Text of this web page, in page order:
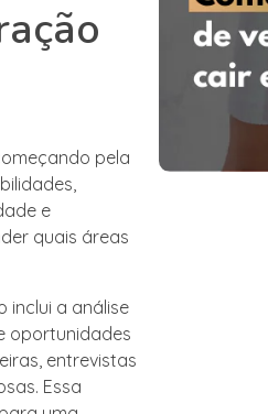
pela
e
quais áreas
inclui a análise
oportunidades
entrevistas
Essa